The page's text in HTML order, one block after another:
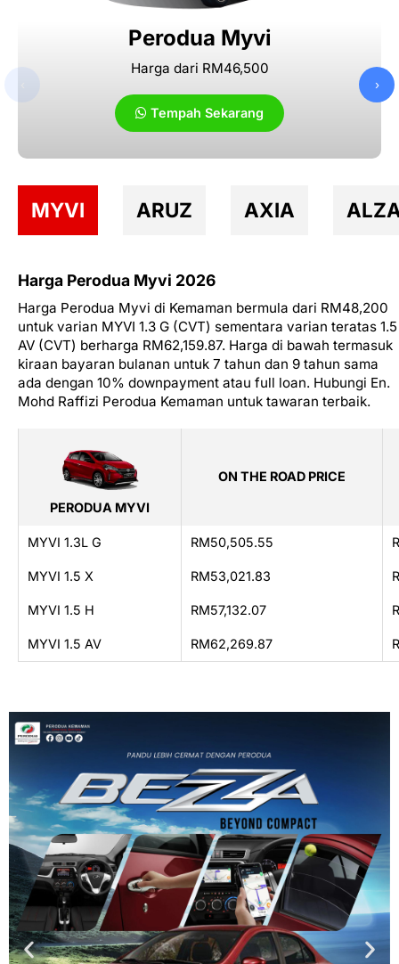
Perodua Myvi
Harga dari RM46,500
Tempah Sekarang
›
MYVI ARUZ AXIA
Harga Perodua Myvi 2026
Harga Perodua Myvi di Kemaman bermula dari RM48,200
untuk varian MYVI 1.3 G (CVT) sementara varian teratas 1.5
AV (CVT) berharga RM62,159.87. Harga di bawah termasuk
kiraan bayaran bulanan untuk 7 tahun dan 9 tahun sama
ada dengan 10% downpayment atau full loan. Hubungi En.
Mohd Raffizi Perodua Kemaman untuk tawaran terbaik.
PERODUA MYVI
ON THE ROAD PRICE
MYVI 1.3L G RM50,505.55
MYVI 1.5 X RM53,021.83
MYVI 1.5 H RM57,132.07
MYVI 1.5 AV RM62,269.87